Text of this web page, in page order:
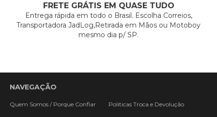
FRETE GRÁTIS EM QUASE TUDO
Entrega rápida em todo o Brasil. Escolha Correios,
Transportadora JadLog,Retirada em Mãos ou Motoboy
mesmo dia p/ SP.
NAVEGAÇÃO
Quem Somos / Porque Confiar Politicas Troca e Devolução